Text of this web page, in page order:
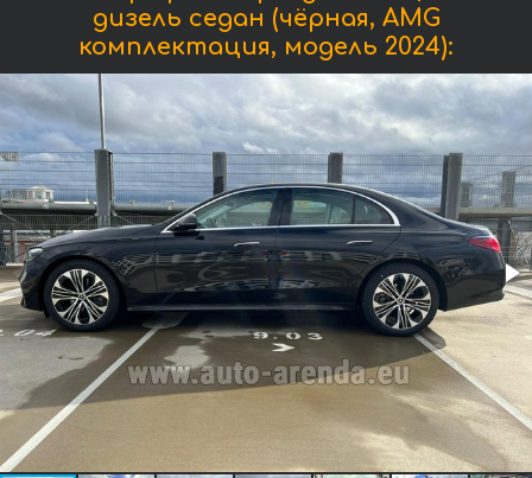
дизель седан (чёрная, AMG
комплектация, модель 2024):